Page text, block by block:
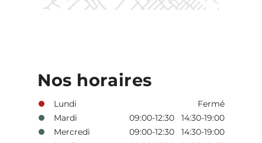
Nos horaires
Lundi
Fermé
Mardi
09:00-12:30 14:30-19:00
Mercredi
09:00-12:30 14:30-19:00